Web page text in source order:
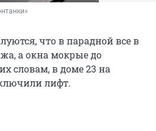
что в парадной все в
а окна мокрые до
словам, в доме 23 на
лифт.